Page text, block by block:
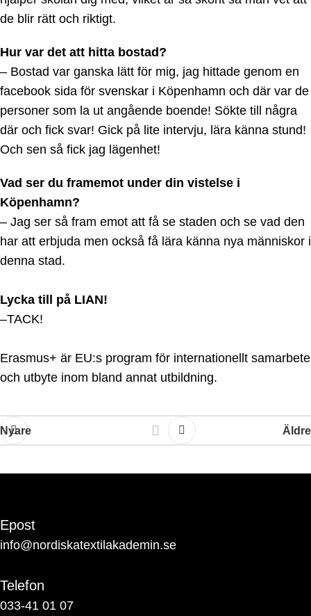
de blir rätt och riktigt.
Hur var det att hitta bostad?
– Bostad var ganska lätt för mig, jag hittade genom en
facebook sida för svenskar i Köpenhamn och där var de
personer som la ut angående boende! Sökte till några
där och fick svar! Gick på lite intervju, lära känna stund!
Och sen så fick jag lägenhet!
Vad ser du framemot under din vistelse i
Köpenhamn?
– Jag ser så fram emot att få se staden och se vad den
har att erbjuda men också få lära känna nya människor i
denna stad.
Lycka till på LIAN!
–TACK!
Erasmus+ är EU:s program för internationellt samarbete
och utbyte inom bland annat utbildning.
Nyare Äldre
Epost
info@nordiskatextilakademin.se
Telefon
033-41 01 07